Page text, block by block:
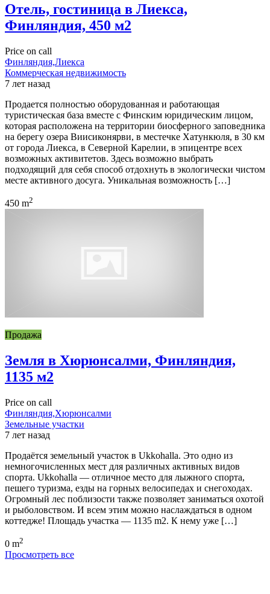
Отель, гостиница в Лиекса,
Финляндия, 450 м2
Price on call
Финляндия,Лиекса
Коммерческая недвижимость
7 лет назад
Продается полностью оборудованная и работающая
туристическая база вместе с Финским юридическим лицом,
которая расположена на территории биосферного заповедника
на берегу озера ­Виисиконярви, в местечке Хатункюля, в 30 км
от города Лиекса, в Северной Карелии, в эпицентре всех
возможных активитетов. Здесь возможно выбрать
подходящий для себя способ отдохнуть в экологически чистом
месте активного досуга. Уникальная возможность […]
450 m2
Продажа
Земля в Хюрюнсалми, Финляндия,
1135 м2
Price on call
Финляндия,Хюрюнсалми
Земельные участки
7 лет назад
Продаётся земельный участок в Ukkohalla. Это одно из
немногочисленных мест для различных активных видов
спорта. Ukkohalla — отличное место для лыжного спорта,
пешего туризма, езды на горных велосипедах и снегоходах.
Огромный лес поблизости также позволяет заниматься охотой
и рыболовством. И всем этим можно наслаждаться в одном
коттедже! Площадь участка — 1135 m2. К нему уже […]
0 m2
Просмотреть все